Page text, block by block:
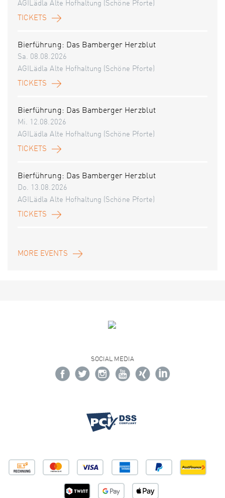
AGILädla Alte Hofhaltung (Schöne Pforte)
TICKETS
Bierführung: Das Bamberger Herzblut
Sa. 08.08.2026
AGILädla Alte Hofhaltung (Schöne Pforte)
TICKETS
Bierführung: Das Bamberger Herzblut
Mi. 12.08.2026
AGILädla Alte Hofhaltung (Schöne Pforte)
TICKETS
Bierführung: Das Bamberger Herzblut
Do. 13.08.2026
AGILädla Alte Hofhaltung (Schöne Pforte)
TICKETS
MORE EVENTS
SOCIAL MEDIA